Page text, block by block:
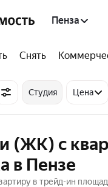
Пенза
Снять
Студия Цена
(ЖК) с
в Пензе
в трейд-ин